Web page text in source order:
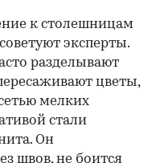
к столешницам
эксперты.
разделывают
цветы,
мелких
стали
Он
швов, не боится